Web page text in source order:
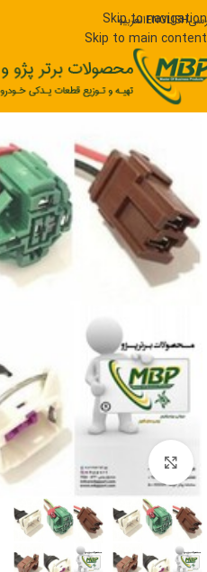
Skip to navigation
Skip to main content
ENGLISHالعربیه
برای بزرگنمایی کلیک کنید